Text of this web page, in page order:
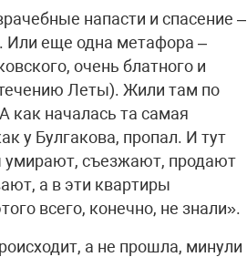
напасти и спасение –
Или еще одна метафора –
очень блатного и
Леты). Жили там по
как началась та самая
у Булгакова, пропал. И тут
умирают, съезжают, продают
а в эти квартиры
всего, конечно, не знали».
а не прошла, минули